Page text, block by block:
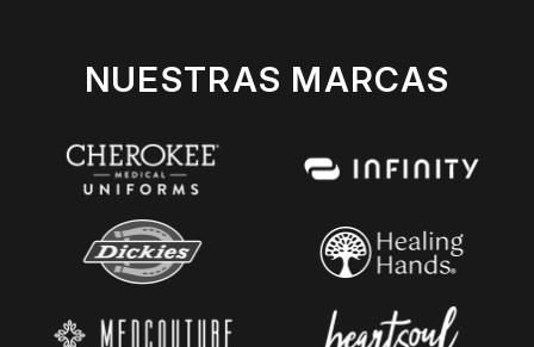
NUESTRAS MARCAS